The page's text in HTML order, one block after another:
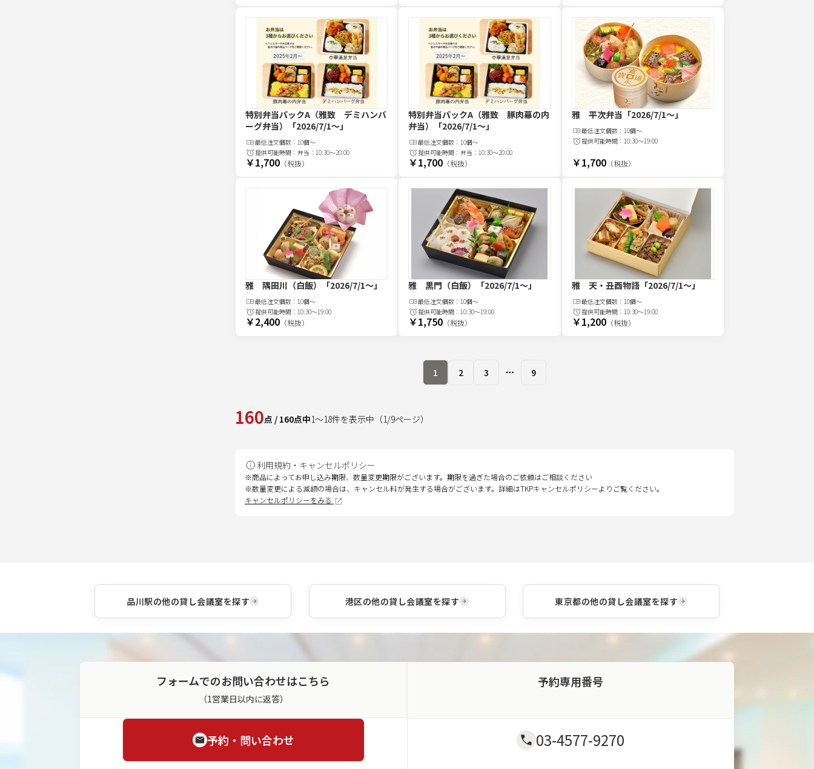
特別弁当パックA（雅致 デミハンバ
ーグ弁当）
「2026/7/1〜」
最低注文個数： 10個～
提供可能時間： 弁当：10:30～20:00
￥1,700 （税抜）
特別弁当パックA（雅致 豚肉幕の内
弁当）
「2026/7/1〜」
最低注文個数：10個～
提供可能時間：弁当：10:30～20:00
￥1,700 （税抜）
雅 平次弁当 「2026/7/1～」
最低注文個数： 10個～
提供可能時間： 10:30～19:00
￥1,700（税抜）
雅 隅田川（白飯） 「2026/7/1～」
最低注文個数： 10個～
提供可能時間： 10:30～19:00
￥2,400 （税抜）
雅 黒門（白飯） 「2026/7/1～」
最低注文個数：10個～
提供可能時間：10:30～19:00
￥1,750 （税抜）
雅 天・丑酉物語「2026/7/1～」
最低注文個数： 10個～
提供可能時間： 10:30～19:00
￥1,200（税抜）
1 2 3 More pages
9
160点 / 160点中1～18件を表示中 （1/9ページ）
利用規約・キャンセルポリシー
※商品によってお申し込み期限、数量変更期限がございます。期限を過ぎた場合のご依頼はご相談ください
※数量変更による減額の場合は、キャンセル料が発生する場合がございます。詳細はTKPキャンセルポリシーよりご覧ください。
キャンセルポリシーをみる
品川駅の他の貸し会議室を探す 港区の他の貸し会議室を探す 東京都の他の貸し会議室を探す
フォームでのお問い合わせはこちら
（1営業日以内に返答）
予約・問い合わせ
予約専用番号
03-4577-9270